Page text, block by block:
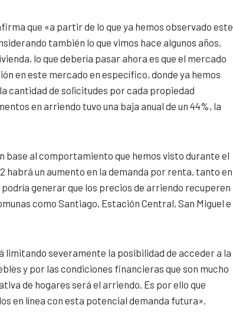
que «a partir de lo que ya hemos observado este
también lo que vimos hace algunos años,
lo que debería pasar ahora es que el mercado
en este mercado en específico, donde ya hemos
cantidad de solicitudes por cada propiedad
en arriendo tuvo una baja anual de un 44%, la
base al comportamiento que hemos visto durante el
un aumento en la demanda por renta, tanto en
generar que los precios de arriendo recuperen
como Santiago, Estación Central, San Miguel e
limitando severamente la posibilidad de acceder a la
y por las condiciones financieras que son mucho
de hogares será el arriendo. Es por ello que
en línea con esta potencial demanda futura».